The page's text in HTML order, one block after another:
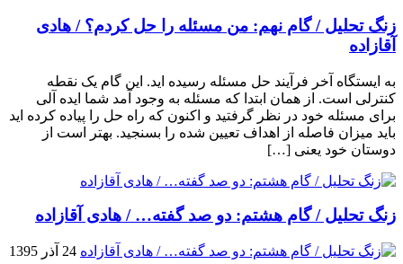
زنگ تحلیل / گام نهم: من مسئله را حل کردم؟ / هادی
آقازاده
به ایستگاه آخر فرآیند حل مسئله رسیده اید. این گام یک نقطه
کنترلی است. از همان ابتدا که مسئله به وجود آمد شما ایده آلی
برای مسئله خود در نظر گرفتید و اکنون که راه حل را پیاده کرده اید
باید میزان فاصله از اهداف تعیین شده را بسنجید. بهتر است از
دوستان خود یعنی […]
زنگ تحلیل / گام هشتم: دو صد گفته… / هادی آقازاده
24 آذر 1395